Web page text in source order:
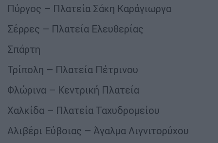
Πύργος – Πλατεία Σάκη Καράγιωργα
Σέρρες – Πλατεία Ελευθερίας
Σπάρτη
Τρίπολη – Πλατεία Πέτρινου
Φλώρινα – Κεντρική Πλατεία
Χαλκίδα – Πλατεία Ταχυδρομείου
Αλιβέρι Εύβοιας – Άγαλμα Λιγνιτορύχου